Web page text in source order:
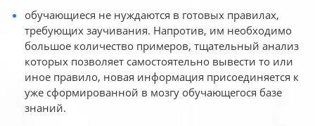
обучающиеся не нуждаются в готовых правилах,
требующих заучивания. Напротив, им необходимо
большое количество примеров, тщательный анализ
которых позволяет самостоятельно вывести то или
иное правило, новая информация присоединяется к
уже сформированной в мозгу обучающегося базе
знаний.